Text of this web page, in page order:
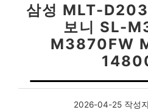
삼성 MLT-
보니 SL-
M3870FW
2026-04-25 작성